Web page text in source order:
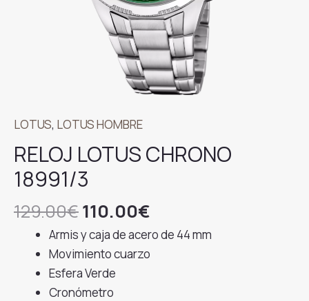
LOTUS, LOTUS HOMBRE
RELOJ LOTUS CHRONO
18991/3
129.00€El
precio
original
era:
129.00€.
110.00€
precio
Armis y caja de acero de 44 mm
Movimiento cuarzo
Esfera Verde
Cronómetro